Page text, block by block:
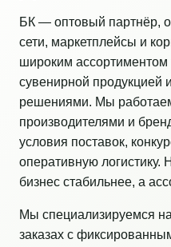
БК — оптовый партнёр,
сети, маркетплейсы и
широким
сувенирной продукцией
решениями. Мы
производителями и
условия поставок,
оперативную
бизнес стабильнее, а
Мы специализируемся
заказах с